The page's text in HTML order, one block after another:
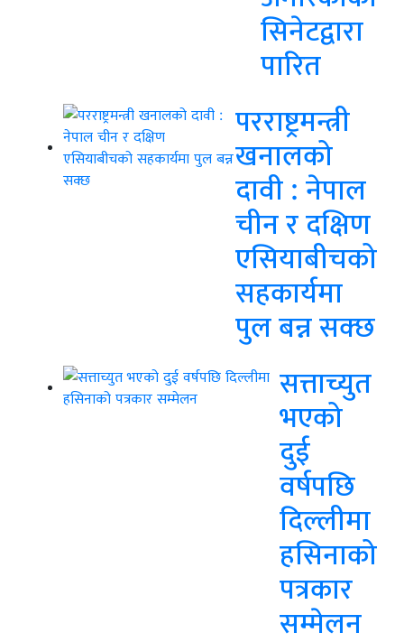
सिनेटद्वारा
पारित
परराष्ट्रमन्त्री
खनालको
दावी : नेपाल
चीन र दक्षिण
एसियाबीचको
सहकार्यमा
पुल बन्न सक्छ
सत्ताच्युत
भएको
दुई
वर्षपछि
दिल्लीमा
हसिनाको
पत्रकार
सम्मेलन